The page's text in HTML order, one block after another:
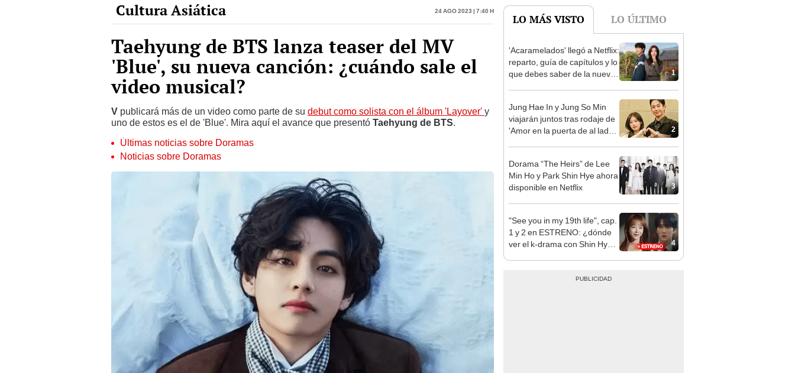
Cultura Asiática 24 Ago 2023 | 7:40 h
Taehyung de BTS lanza teaser del MV
'Blue', su nueva canción: ¿cuándo sale el
video musical?
V publicará más de un video como parte de su debut como solista con el álbum 'Layover' y
uno de estos es el de 'Blue'. Mira aquí el avance que presentó Taehyung de BTS.
Últimas noticias sobre Doramas
Noticias sobre Doramas
LO MÁS VISTO LO ÚLTIMO
1
'Acaramelados' llegó a Netflix:
reparto, guía de capítulos y lo
que debes saber de la nueva
2
Jung Hae In y Jung So Min
viajarán juntos tras rodaje de
'Amor en la puerta de al lado'
3
Dorama “The Heirs” de Lee
Min Ho y Park Shin Hye ahora
disponible en Netflix
4
"See you in my 19th life", cap.
1 y 2 en ESTRENO: ¿dónde
ver el k-drama con Shin Hye